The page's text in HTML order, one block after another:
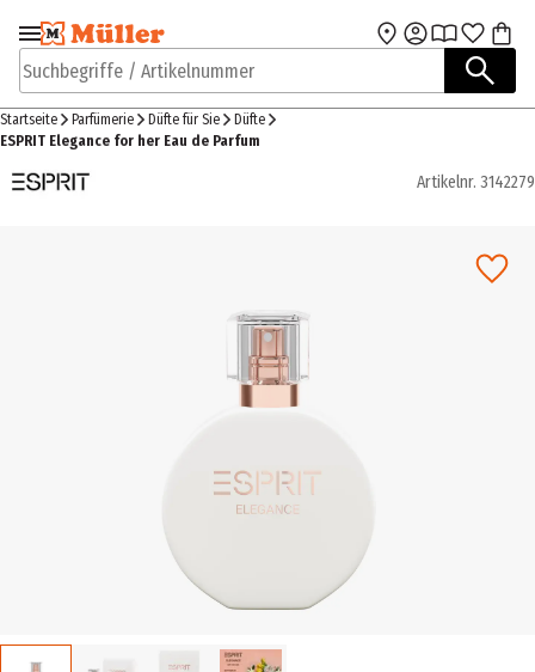
Zur Navigation
springen
Zum Hauptinhalt
Suchbegriffe / Artikelnummer
Startseite Parfümerie Düfte für Sie
Düfte
ESPRIT Elegance for her Eau de Parfum
Artikelnr. 3142279